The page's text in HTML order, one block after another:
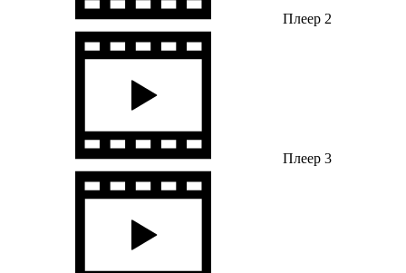
Плеер 2
Плеер 3